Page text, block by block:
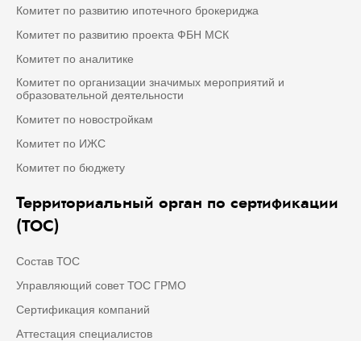
Комитет по развитию ипотечного брокериджа
Комитет по развитию проекта ФБН МСК
Комитет по аналитике
Комитет по организации значимых мероприятий и
образовательной деятельности
Комитет по новостройкам
Комитет по ИЖС
Комитет по бюджету
Территориальный орган по сертификации
(ТОС)
Состав ТОС
Управляющий совет ТОС ГРМО
Сертификация компаний
Аттестация специалистов